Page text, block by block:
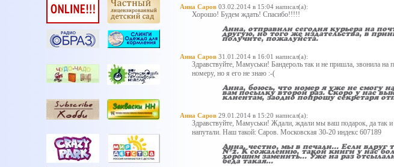
Анна Саров 03.02.2014 в 15:04 написал(а):
Хорошо! Будем ждать! Спасибо!!!!!
Анна, отправили сегодня курьера на
другую, но того же издательства, в
получите, пожалуйста.
Анна Саров 31.01.2014 в 16:01 написал(а):
Здравствуйте, Мамуськи! Бандероль так и не пришла, звонила
номеру, но я его не знаю :-(
Анна, боюсь, что номер я уже не смогу
вам посылку второй раз. Скоро у нас
клиентам, заодно попрошу секретаря
Анна Саров 29.01.2014 в 15:20 написал(а):
Здравствуйте, Мамуськи! Ждали, ждали мы ваш подарок, да так
напутали. Наш такой: Саров. Московская 30-20 индекс 607189
Анна, честно, мы в печали... Если вдруг
№2. К сожалению, такой книги у нас
хорошим заменить... Уже на раз
беда такая...